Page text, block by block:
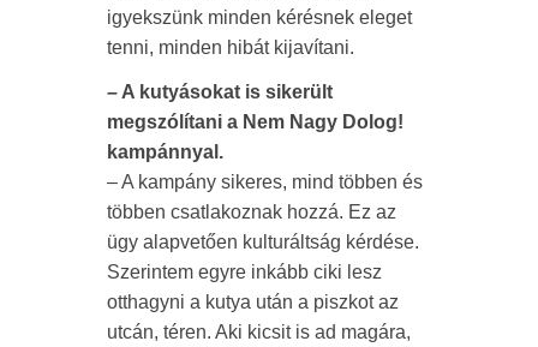
igyekszünk minden kérésnek eleget
tenni, minden hibát kijavítani.
– A kutyásokat is sikerült
megszólítani a Nem Nagy Dolog!
kampánnyal.
– A kampány sikeres, mind többen és
többen csatlakoznak hozzá. Ez az
ügy alapvetően kulturáltság kérdése.
Szerintem egyre inkább ciki lesz
otthagyni a kutya után a piszkot az
utcán, téren. Aki kicsit is ad magára,